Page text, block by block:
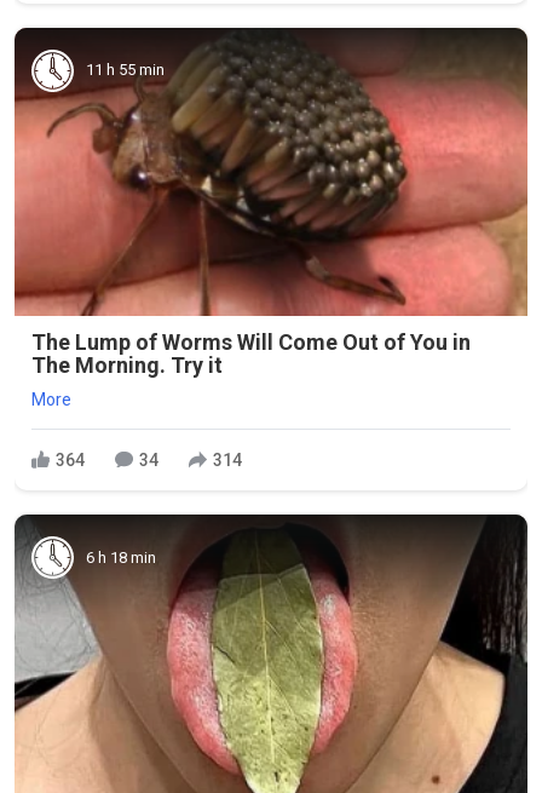
11 h 55 min
The Lump of Worms Will Come Out of You in
The Morning. Try it
More
364 34 314
6 h 18 min